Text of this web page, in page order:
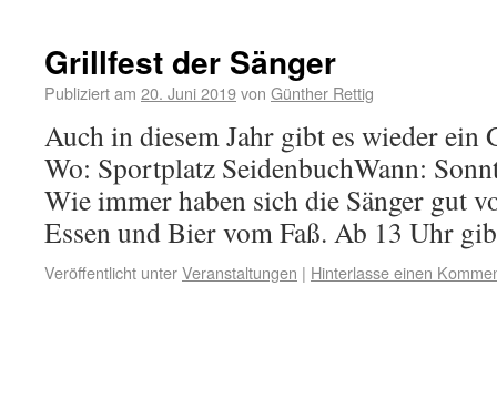
Grillfest der Sänger
Publiziert am 20. Juni 2019von Günther Rettig
Auch in diesem Jahr gibt es wieder ein
Wo: Sportplatz SeidenbuchWann:
Wie immer haben sich die Sänger gut
Essen und Bier vom Faß. Ab 13 Uhr
Veröffentlicht unterVeranstaltungen | Hinterlasse einen